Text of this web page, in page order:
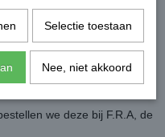
voor confectiemaat
voor confectiemaat
voor confectiemaat 40
we deze bij F.R.A, de
Selectie toestaan
Nee, niet akkoord